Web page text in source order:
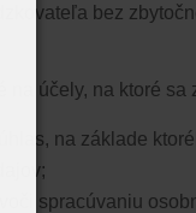
bez
na účely, na ktoré
na základe
voči spracúvaniu